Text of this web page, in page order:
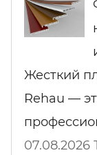
Жесткий
Rehau —